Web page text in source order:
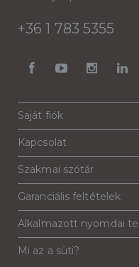
+36 1 783 5355
Saját fiók
Kapcsolat
Szakmai szótár
Garanciális feltételek
Alkalmazott nyomdai
Mi az a süti?